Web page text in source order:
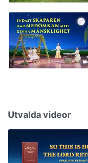
Utvalda videor